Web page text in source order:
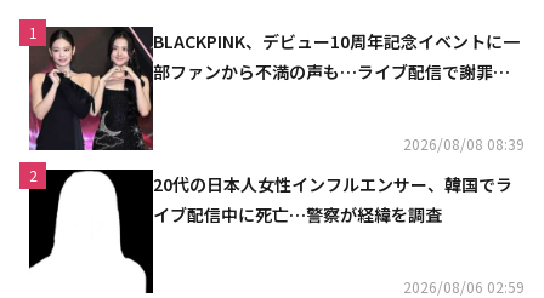
1
BLACKPINK、デビュー10周年記念イベントに一
部ファンから不満の声も…ライブ配信で謝罪
2026/08/08 08:39
2
20代の日本人女性インフルエンサー、韓国でラ
イブ配信中に死亡…警察が経緯を調査
2026/08/06 02:59